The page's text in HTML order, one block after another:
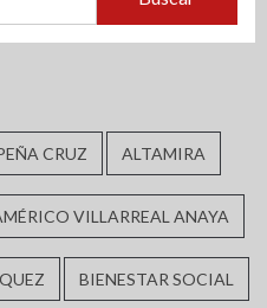
CRUZ ALTAMIRA
VILLARREAL ANAYA
BIENESTAR SOCIAL